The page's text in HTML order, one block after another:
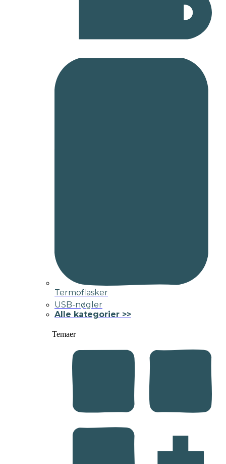
Termoflasker
USB-nøgler
Alle kategorier >>
Temaer